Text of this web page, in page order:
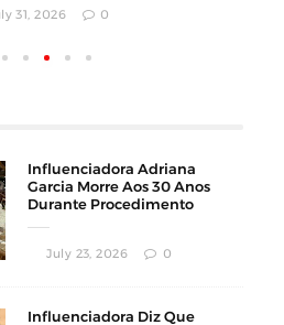
Influenciadora Adriana
Garcia Morre Aos 30 Anos
Durante Procedimento
July 23, 2026 0
Influenciadora Diz Que